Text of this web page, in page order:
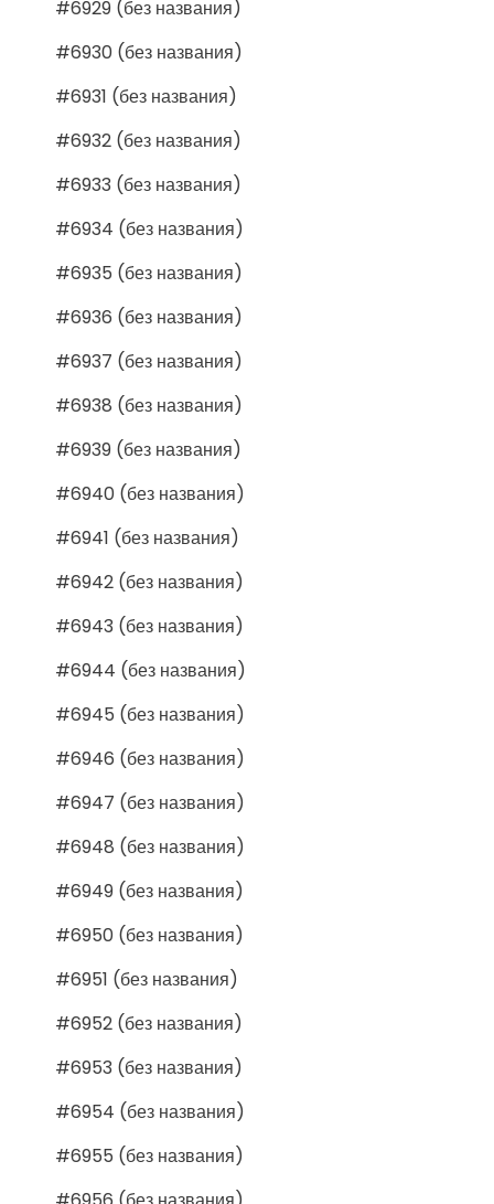
#6929 (без названия)
#6930 (без названия)
#6931 (без названия)
#6932 (без названия)
#6933 (без названия)
#6934 (без названия)
#6935 (без названия)
#6936 (без названия)
#6937 (без названия)
#6938 (без названия)
#6939 (без названия)
#6940 (без названия)
#6941 (без названия)
#6942 (без названия)
#6943 (без названия)
#6944 (без названия)
#6945 (без названия)
#6946 (без названия)
#6947 (без названия)
#6948 (без названия)
#6949 (без названия)
#6950 (без названия)
#6951 (без названия)
#6952 (без названия)
#6953 (без названия)
#6954 (без названия)
#6955 (без названия)